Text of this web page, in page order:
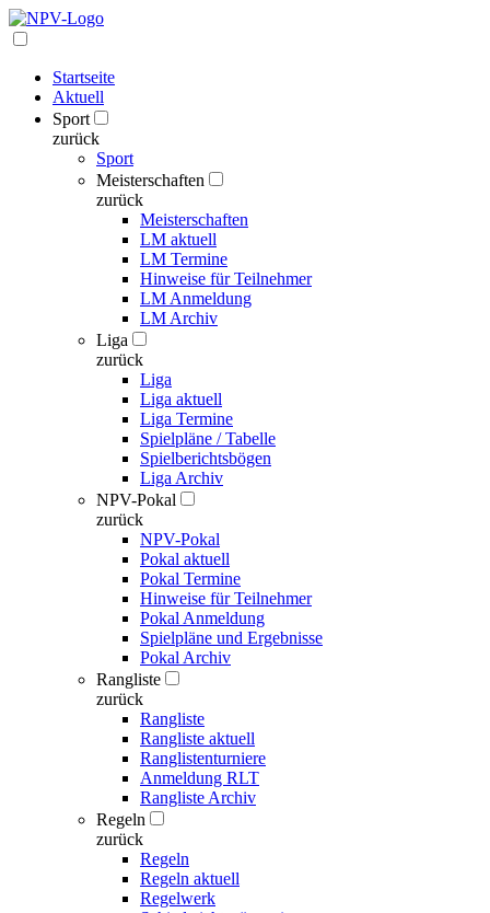
Startseite
Aktuell
Sport
zurück
Sport
Meisterschaften
zurück
Meisterschaften
LM aktuell
LM Termine
Hinweise für Teilnehmer
LM Anmeldung
LM Archiv
Liga
zurück
Liga
Liga aktuell
Liga Termine
Spielpläne / Tabelle
Spielberichtsbögen
Liga Archiv
NPV-Pokal
zurück
NPV-Pokal
Pokal aktuell
Pokal Termine
Hinweise für Teilnehmer
Pokal Anmeldung
Spielpläne und Ergebnisse
Pokal Archiv
Rangliste
zurück
Rangliste
Rangliste aktuell
Ranglistenturniere
Anmeldung RLT
Rangliste Archiv
Regeln
zurück
Regeln
Regeln aktuell
Regelwerk